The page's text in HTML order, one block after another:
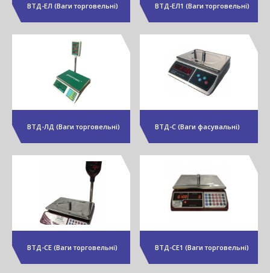
ВТД-ЕЛ (Ваги торговельні) ВТД-ЕЛ1 (Ваги торговельні)
ВТД-ЛД (Ваги торговельні) ВТД-С (Ваги фасувальні)
ВТД-СЕ (Ваги торговельні) ВТД-СЕ1 (Ваги торговельні)